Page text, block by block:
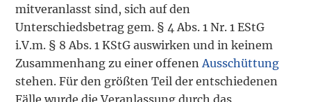
mitveranlasst sind, sich auf den
Unterschiedsbetrag gem. § 4 Abs. 1 Nr. 1 EStG
i.V.m. § 8 Abs. 1 KStG auswirken und in keinem
Zusammenhang zu einer offenenAusschüttung
stehen. Für den größten Teil der entschiedenen